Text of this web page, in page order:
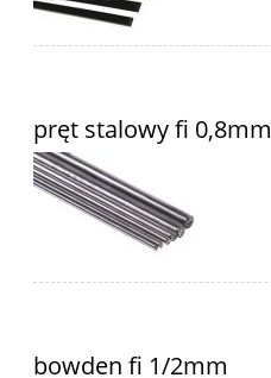
pręt stalowy fi 0,8mm
bowden fi 1/2mm